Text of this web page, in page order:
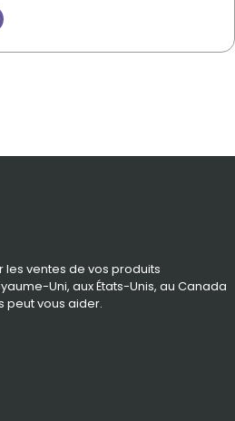
ventes de vos produits
Uni, aux États-Unis, au Canada
peut vous aider.